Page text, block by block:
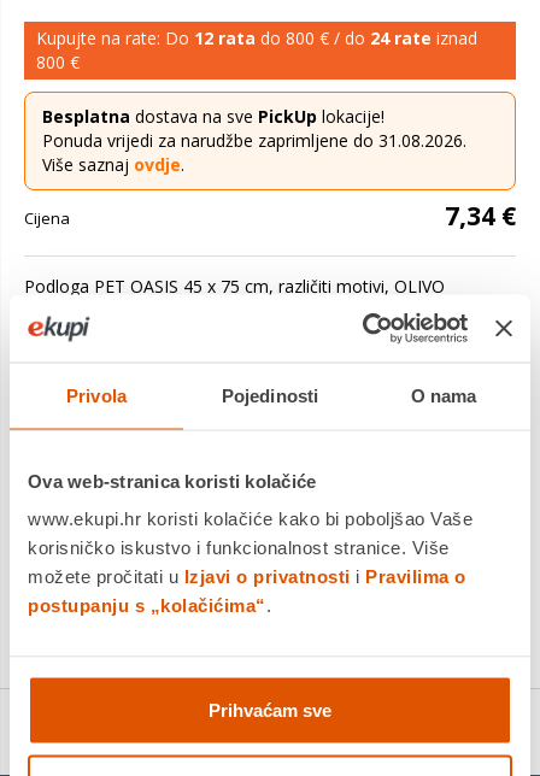
Privola Pojedinosti O nama
Ova web-stranica koristi kolačiće
www.ekupi.hr koristi kolačiće kako bi poboljšao Vaše
korisničko iskustvo i funkcionalnost stranice. Više
možete pročitati u Izjavi o privatnosti i Pravilima o
postupanju s „kolačićima“.
Prihvaćam sve
Kupujte na rate: Do 12 rata do 800 € / do 24 rate iznad
800 €
Besplatna dostava na sve PickUp lokacije!
Ponuda vrijedi za narudžbe zaprimljene do 31.08.2026.
Više saznaj ovdje.
Cijena 7,34 €
Podloga PET OASIS 45 x 75 cm, različiti motivi, OLIVO
TAPPETI OASI PET je izuzetno praktična prostirka modernog
dizajna s digitalnim tiskom. Dodatak koji vam pomaže...
jednokratno i na rate
PROIZVOD JE NEDOSTUPAN
KUPITE ODMAH
Usporedite proizvod